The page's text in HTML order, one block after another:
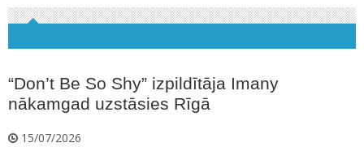
“Don’t Be So Shy” izpildītāja Imany
nākamgad uzstāsies Rīgā
15/07/2026